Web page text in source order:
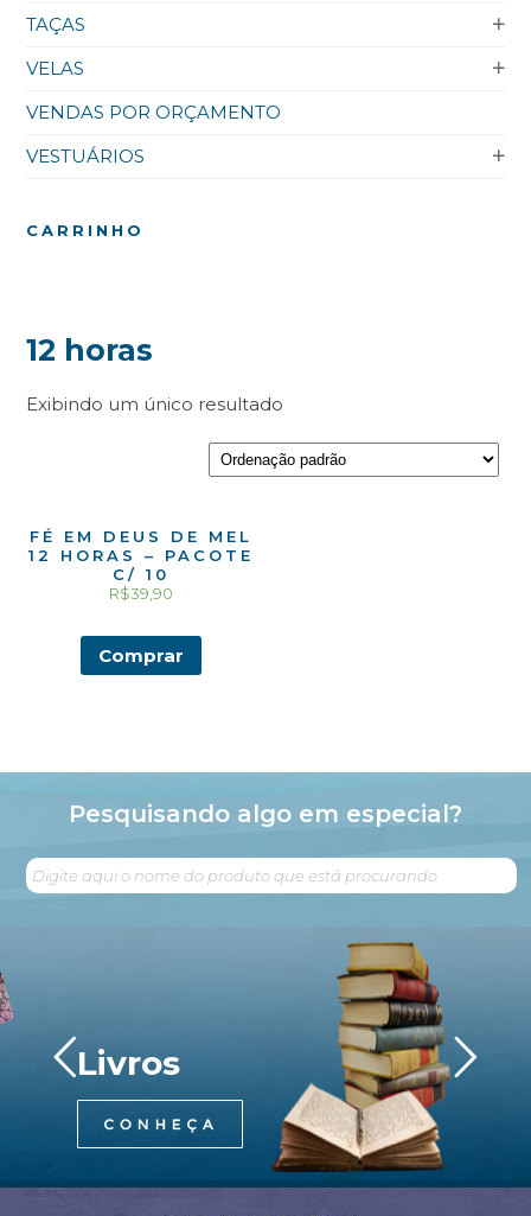
TAÇAS
VELAS
VENDAS POR ORÇAMENTO
VESTUÁRIOS
CARRINHO
12 horas
Exibindo um único resultado
FÉ EM DEUS DE MEL
12 HORAS – PACOTE
C/ 10
R$39,90
Comprar
Pesquisando algo em especial?
Livros